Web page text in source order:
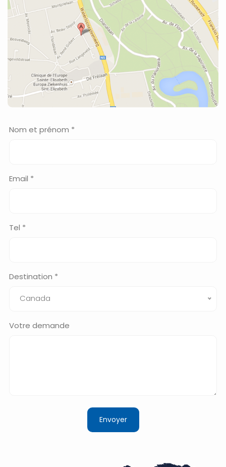
Nom et prénom *
Email *
Tel *
Destination *
Canada
Votre demande